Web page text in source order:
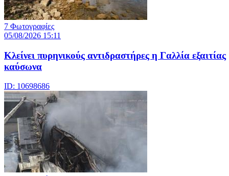
7 Φωτογραφίες
05/08/2026 15:11
Κλείνει πυρηνικούς αντιδραστήρες η Γαλλία εξαιτίας
καύσωνα
ID: 10698686